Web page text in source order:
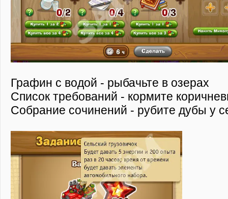
Графин с водой - рыбачьте в озерах
Список требований - кормите
Собрание сочинений - рубите дубы у